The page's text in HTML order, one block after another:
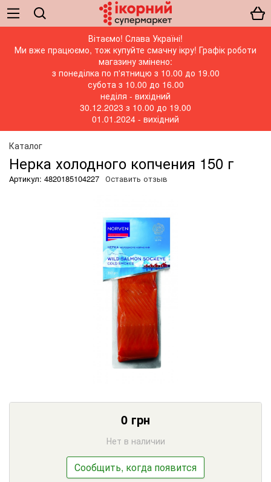
Вітаємо! Слава Україні!
Ми вже працюємо, тож купуйте смачну ікру! Графік роботи
магазину змінено:
з понеділка по п'ятницю з 10.00 до 19.00
субота з 10.00 до 16.00
неділя - вихідний
30.12.2023 з 10.00 до 19.00
01.01.2024 - вихідний
Каталог
Нерка холодного копчения 150 г
Артикул: 4820185104227 Оставить отзыв
0 грн
Нет в наличии
Сообщить, когда появится